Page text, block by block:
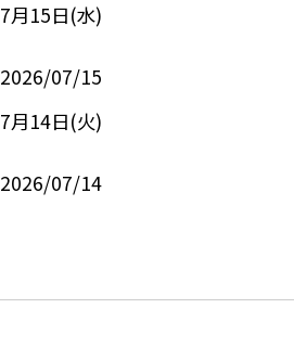
7月15日(水)
2026/07/15
7月14日(火)
2026/07/14